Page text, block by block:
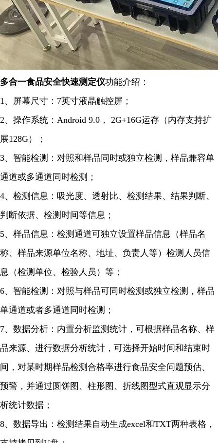
多合一食品安全快速测定仪功能介绍：
1、屏幕尺寸：7英寸液晶触控屏；
2、操作系统：Android 9.0， 2G+16G运存（内存支持扩
展128G）；
3、智能检测：对照和样品同时或独立检测，样品兼容单
通道或多通道同时检测；
4、检测信息：吸光度、透射比、检测结果、结果判断、
判断依据、检测时间等信息；
5、样品信息：检测通道可独立设置样品信息（样品名
称、样品来源单位名称、地址、负责人等）检测人员信
息（检测单位、检验人员）等；
6、智能检测：对照与样品可同时检测或独立检测，样品
单通道或者多通道同时检测；
7、数据分析：内置分析监测统计，可根据样品名称、样
品来源、进行数据分析统计，可选择开始时间和结束时
间，对某时期样品检测合格率进行食品安全问题预估、
预警，并通过圆饼图、柱形图、折线图型式直观显示分
析统计数据；
8、数据导出：检测结果自动生成excel和TXT两种表格，